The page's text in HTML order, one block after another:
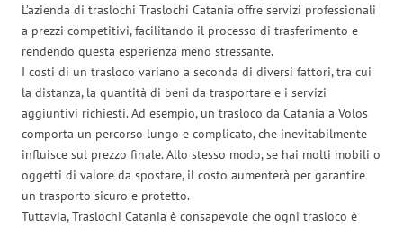
L’azienda di traslochi Traslochi Catania offre servizi professionali
a prezzi competitivi, facilitando il processo di trasferimento e
rendendo questa esperienza meno stressante.
I costi di un trasloco variano a seconda di diversi fattori, tra cui
la distanza, la quantità di beni da trasportare e i servizi
aggiuntivi richiesti. Ad esempio, un trasloco da Catania a Volos
comporta un percorso lungo e complicato, che inevitabilmente
influisce sul prezzo finale. Allo stesso modo, se hai molti mobili o
oggetti di valore da spostare, il costo aumenterà per garantire
un trasporto sicuro e protetto.
Tuttavia, Traslochi Catania è consapevole che ogni trasloco è